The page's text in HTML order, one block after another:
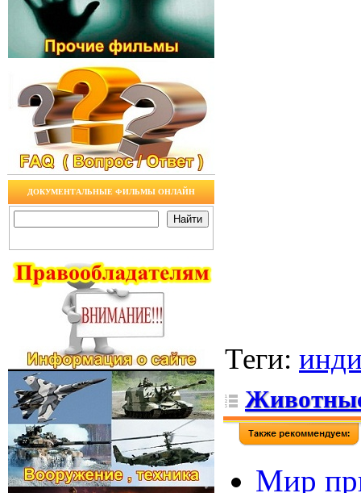
ДОКУМЕНТАЛЬНЫЕ ФИЛЬМЫ ОНЛАЙН
Теги:
Мир